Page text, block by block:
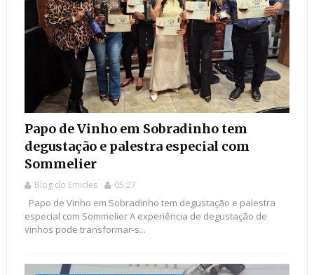
Papo de Vinho em Sobradinho tem
degustação e palestra especial com
Sommelier
Blog do Emicles 05:27
Papo de Vinho em Sobradinho tem degustação e palestra
especial com Sommelier A experiência de degustação de
vinhos pode transformar-s...